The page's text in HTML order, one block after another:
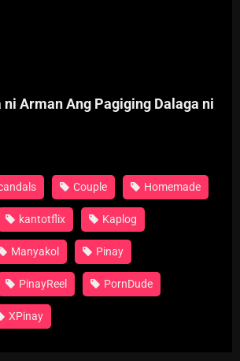
Arman Ang Pagiging Dalaga ni
Couple Homemade
kantotflix Kaplog
Manyakol Pinay
PinayReel PornDude
XPinay